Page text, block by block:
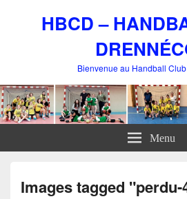
HBCD –
Bienvenue au Handball
Menu
Images tagged "perdu-